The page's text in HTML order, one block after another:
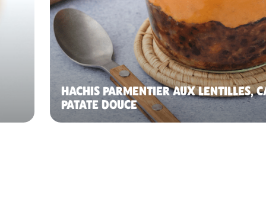
HACHIS PARMENTIER AUX LENTILLES,
PATATE DOUCE